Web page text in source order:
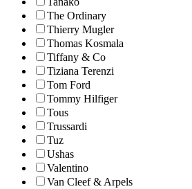
The Ordinary
Thierry Mugler
Thomas Kosmala
Tiffany & Co
Tiziana Terenzi
Tom Ford
Tommy Hilfiger
Tous
Trussardi
Tuz
Ushas
Valentino
Van Cleef & Arpels